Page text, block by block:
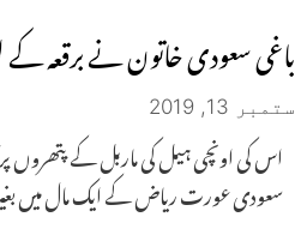
باغی سعودی خاتون نے برقعہ کے
ستمبر 13, 2019
اس کی اونچی ہیل کی ماربل کے پتھروں
سعودی عورت ریاض کے ایک مال میں